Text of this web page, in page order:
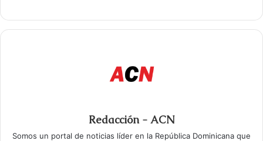
Redacción - ACN
Somos un portal de noticias líder en la República Dominicana que